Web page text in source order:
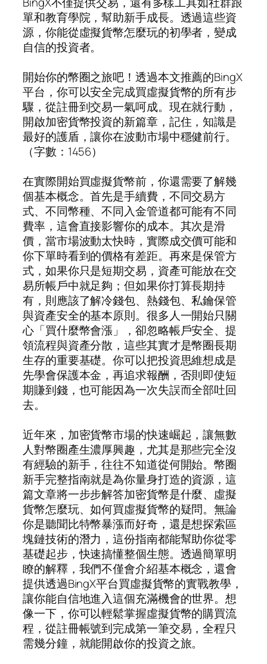
單和教育學院，幫助新手成長。透過這些資
源，你能從虛擬貨幣怎麼玩的初學者，變成
自信的投資者。
開始你的幣圈之旅吧！透過本文推薦的BingX
平台，你可以安全完成買虛擬貨幣的所有步
驟，從註冊到交易一氣呵成。現在就行動，
開啟加密貨幣投資的新篇章，記住，知識是
最好的護盾，讓你在波動市場中穩健前行。
（字數：1456）
在實際開始買虛擬貨幣前，你還需要了解幾
個基本概念。首先是手續費，不同交易方
式、不同幣種、不同入金管道都可能有不同
費率，這會直接影響你的成本。其次是滑
價，當市場波動太快時，實際成交價可能和
你下單時看到的價格有差距。再來是保管方
式，如果你只是短期交易，資產可能放在交
易所帳戶中就足夠；但如果你打算長期持
有，則應該了解冷錢包、熱錢包、私鑰保管
與資產安全的基本原則。很多人一開始只關
心「買什麼幣會漲」，卻忽略帳戶安全、提
領流程與資產分散，這些其實才是幣圈長期
生存的重要基礎。你可以把投資思維想成是
先學會保護本金，再追求報酬，否則即使短
期賺到錢，也可能因為一次失誤而全部吐回
去。
近年來，加密貨幣市場的快速崛起，讓無數
人對幣圈產生濃厚興趣，尤其是那些完全沒
有經驗的新手，往往不知道從何開始。幣圈
新手完整指南就是為你量身打造的資源，這
篇文章將一步步解答加密貨幣是什麼、虛擬
貨幣怎麼玩、如何買虛擬貨幣的疑問。無論
你是聽聞比特幣暴漲而好奇，還是想探索區
塊鏈技術的潛力，這份指南都能幫助你從零
基礎起步，快速搞懂整個生態。透過簡單明
瞭的解釋，我們不僅會介紹基本概念，還會
提供透過BingX平台買虛擬貨幣的實戰教學，
讓你能自信地進入這個充滿機會的世界。想
像一下，你可以輕鬆掌握虛擬貨幣的購買流
程，從註冊帳號到完成第一筆交易，全程只
需幾分鐘，就能開啟你的投資之旅。